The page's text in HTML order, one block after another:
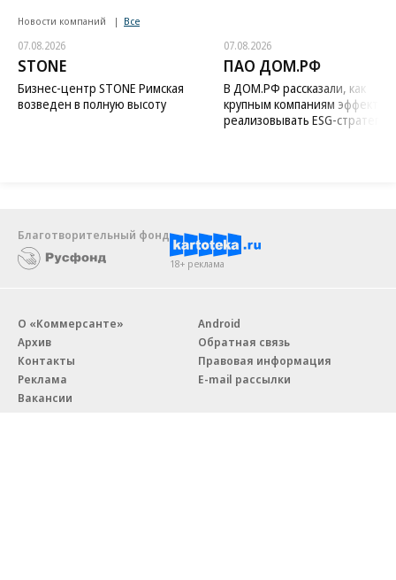
Новости компаний Все
07.08.2026
STONE
Бизнес-центр STONE Римская
возведен в полную высоту
07.08.2026
ПАО ДОМ.РФ
В ДОМ.РФ рассказали, как
крупным компаниям
реализовывать ESG-стратегию
Благотворительный фонд
18+ реклама
О «Коммерсанте»
Архив
Контакты
Реклама
Вакансии
Android
Обратная связь
Правовая информация
E-mail рассылки